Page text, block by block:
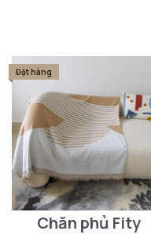
Đặt hàng
Chăn phủ Fity